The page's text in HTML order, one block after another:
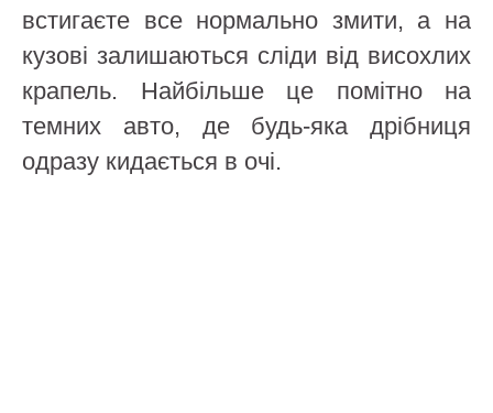
встигаєте все нормально змити, а на
кузові залишаються сліди від висохлих
крапель. Найбільше це помітно на
темних авто, де будь-яка дрібниця
одразу кидається в очі.